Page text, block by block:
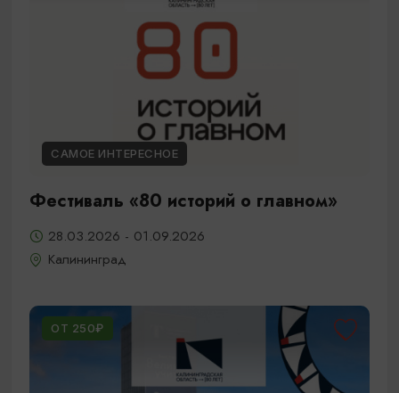
САМОЕ ИНТЕРЕСНОЕ
Фестиваль «80 историй о главном»
28.03.2026 - 01.09.2026
Калининград
ОТ 250₽